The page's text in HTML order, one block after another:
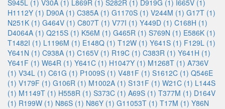
S945L (1) V30A (1) L869R (1) S282R (1) D919G (1) I665V (1)
H1112Y (1) D90A (1) C385A (1) G1170S (1) V244M (1) G17T (1)
N251K (1) G464V (1) C807T (1) V77I (1) Y449D (1) C168H (1)
D4064A (1) Q215S (1) K56M (1) G465R (1) S769N (1) E586K (1)
T1482I (1) L1196M (1) E148Q (1) T12W (1) Y641S (1) F129L (1)
Y641N (1) C938A (1) C165V (1) R19C (1) C383R (1) Y641H (1)
Y641F (1) W64R (1) Y641C (1) H1047Y (1) M1268T (1) A736V
(1) V34L (1) C61G (1) P1009S (1) V481F (1) S1612C (1) Q546E
(1) V179F (1) G106R (1) M1002A (1) S131F (1) W21C (1) L144S
(1) M1149T (1) H558R (1) S373C (1) A69S (1) T377M (1) D164V
(1) R199W (1) N86S (1) N86Y (1) G11053T (1) T17M (1) Y86N